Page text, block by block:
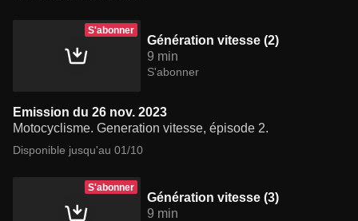
S'abonner
Génération vitesse (2)
9 min
S'abonner
Emission du 26 nov. 2023
Motocyclisme. Generation vitesse, épisode 2.
Disponible jusqu'au 01/10
S'abonner
Génération vitesse (3)
9 min